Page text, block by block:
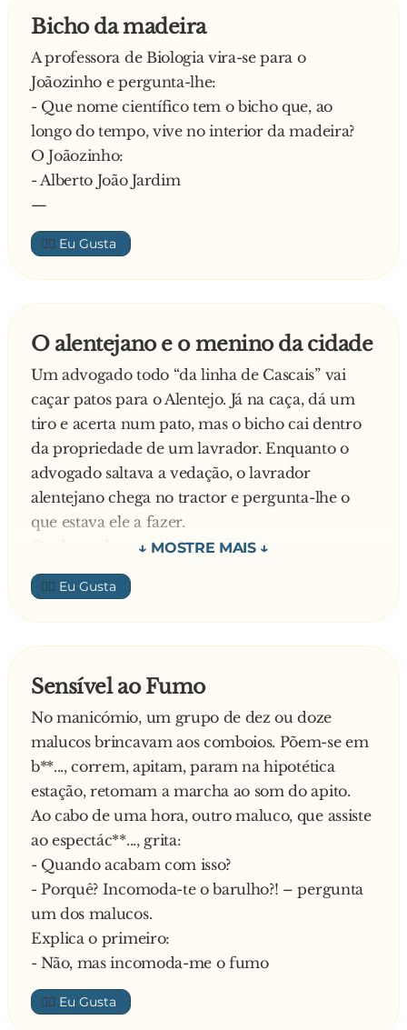
Bicho da madeira
A professora de Biologia vira-se para o
Joãozinho e pergunta-lhe:
- Que nome científico tem o bicho que, ao
longo do tempo, vive no interior da madeira?
O Joãozinho:
- Alberto João Jardim
—
👍🏼
O alentejano e o menino da cidade
Um advogado todo “da linha de Cascais” vai
caçar patos para o Alentejo. Já na caça, dá um
tiro e acerta num pato, mas o bicho cai dentro
da propriedade de um lavrador. Enquanto o
advogado saltava a vedação, o lavrador
alentejano chega no tractor e pergunta-lhe o
que estava ele a fazer.
O advogado respondeu:
- Acabei de matar um pato, mas ele caiu na sua
terra, e agora vou buscá-lo.
O alentejano responde:
- Esta propriedade é privada, por isso não pode
O advogado, indignado:
- Eu sou um dos melhores advogados de
Portugal! Se não me deixa ir buscar o pato eu
processo-o e fico-lhe com tudo o que tem!
O alentejano sorriu e disse:
- O senhor não sabe como é que funcionam as
coisas no Alentejo. Nós aqui temos o Código
Napoleónico, ou seja, nós resolvemos estas
pequenas zangas com a Regra Alentejana dos
Três Pontapés: primeiro eu dou-lhe três
pontapés; depois você dá-me três pontapés; e
assim consecutivamente até um de nós desistir!
O advogado já se estava a sentir violento há um
bocado, olhou para o velho e pensou que era
👍🏼
Sensível ao Fumo
No manicómio, um grupo de dez ou doze
malucos brincavam aos comboios. Põem-se em
b**..., correm, apitam, param na hipotética
estação, retomam a marcha ao som do apito.
Ao cabo de uma hora, outro maluco, que assiste
ao espectác**..., grita:
- Quando acabam com isso?
- Porquê? Incomoda-te o barulho?! – pergunta
um dos malucos.
Explica o primeiro:
- Não, mas incomoda-me o fumo
👍🏼